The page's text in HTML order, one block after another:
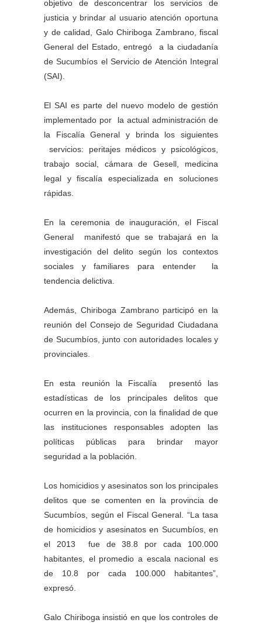
objetivo de desconcentrar los servicios de
justicia y brindar al usuario atención oportuna
y de calidad, Galo Chiriboga Zambrano, fiscal
General del Estado, entregó a la ciudadanía
de Sucumbíos el Servicio de Atención Integral
(SAI).
El SAI es parte del nuevo modelo de gestión
implementado por la actual administración de
la Fiscalía General y brinda los siguientes
servicios: peritajes médicos y psicológicos,
trabajo social, cámara de Gesell, medicina
legal y fiscalía especializada en soluciones
rápidas.
En la ceremonia de inauguración, el Fiscal
General manifestó que se trabajará en la
investigación del delito según los contextos
sociales y familiares para entender la
tendencia delictiva.
Además, Chiriboga Zambrano participó en la
reunión del Consejo de Seguridad Ciudadana
de Sucumbíos, junto con autoridades locales y
provinciales.
En esta reunión la Fiscalía presentó las
estadísticas de los principales delitos que
ocurren en la provincia, con la finalidad de que
las instituciones responsables adopten las
políticas públicas para brindar mayor
seguridad a la población.
Los homicidios y asesinatos son los principales
delitos que se comenten en la provincia de
Sucumbíos, según el Fiscal General. “La tasa
de homicidios y asesinatos en Sucumbíos, en
el 2013 fue de 38.8 por cada 100.000
habitantes, el promedio a escala nacional es
de 10.8 por cada 100.000 habitantes”,
expresó.
Galo Chiriboga insistió en que los controles de